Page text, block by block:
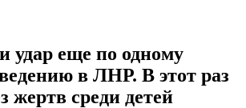
удар еще по одному
в ЛНР. В этот раз
жертв среди детей